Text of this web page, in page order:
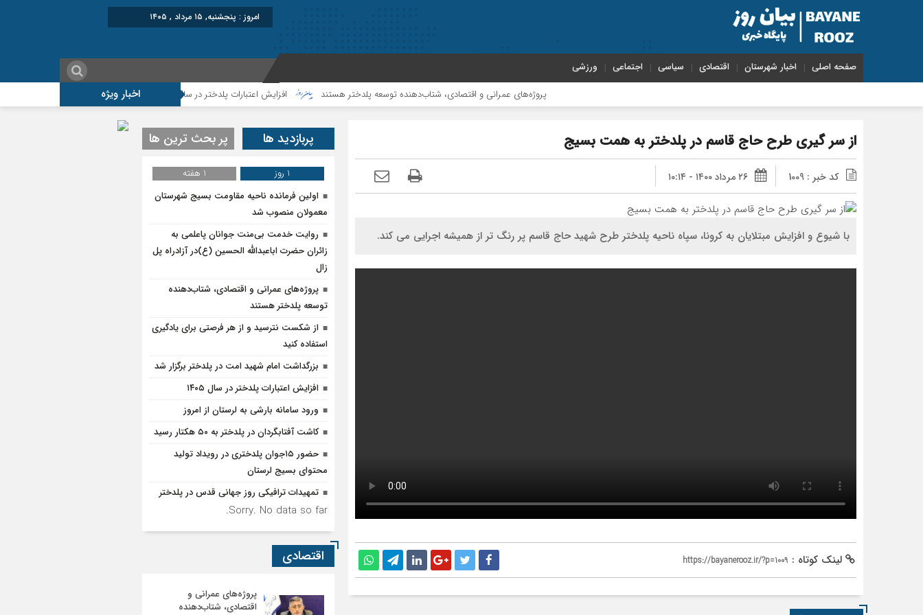
امروز : پنجشنبه, ۱۵ مرداد , ۱۴۰۵
صفحه اصلی اخبار شهرستان اقتصادی سیاسی اجتماعی ورزشی
اخبار ویژه پروژه‌های عمرانی و اقتصادی، شتاب‌دهنده توسعه پلدختر هستند افزایش اعتبارات پلدختر در سال ۱۴۰۵ موکب شهید شکارچی سراب حمام ؛از تشییع
از سر گیری طرح حاج قاسم در پلدختر به همت بسیج
کد خبر : 1009 ۲۶ مرداد ۱۴۰۰ - ۱۰:۱۴
با شیوع و افزایش مبتلایان به کرونا، سپاه ناحیه پلدختر طرح شهید حاج قاسم پر رنگ تر از همیشه اجرایی می کند.
لینک کوتاه : https://bayanerooz.ir/?p=1009
پربازدید ها پر بحث ترین ها
1 روز
1 هفته
اولین فرمانده ناحیه مقاومت بسیج شهرستان
معمولان منصوب شد
روایت خدمت بی‌منت جوانان پاعلمی به
زائران حضرت اباعبدالله الحسین (ع)در آزادراه پل
زال
پروژه‌های عمرانی و اقتصادی، شتاب‌دهنده
توسعه پلدختر هستند
از شکست نترسید و از هر فرصتی برای یادگیری
استفاده کنید
بزرگداشت امام شهید امت در پلدختر برگزار شد
افزایش اعتبارات پلدختر در سال ۱۴۰۵
ورود سامانه بارشی به لرستان از امروز
کاشت آفتابگردان در پلدختر به ۵۰ هکتار رسید
حضور ۱۵جوان پلدختری در رویداد تولید
محتوای بسیج لرستان
تمهیدات ترافیکی روز جهانی قدس در پلدختر
Sorry. No data so far.
اقتصادی
پروژه‌های عمرانی و
اقتصادی، شتاب‌دهنده